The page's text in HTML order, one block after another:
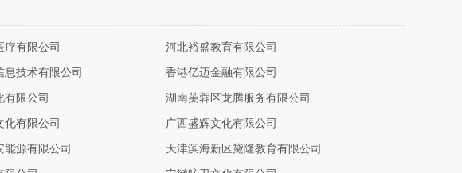
疗有限公司 河北裕盛教育有限公司
技术有限公司 香港亿迈金融有限公司
有限公司 湖南芙蓉区龙腾服务有限公司
有限公司 广西盛辉文化有限公司
源有限公司 天津滨海新区黛隆教育有限公司